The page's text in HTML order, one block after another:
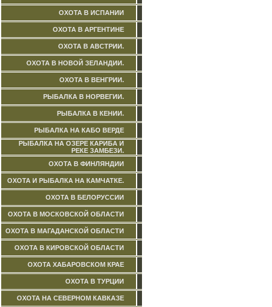
ОХОТА В ИСПАНИИ
ОХОТА В АРГЕНТИНЕ
ОХОТА В АВСТРИИ.
ОХОТА В НОВОЙ ЗЕЛАНДИИ.
ОХОТА В ВЕНГРИИ.
РЫБАЛКА В НОРВЕГИИ.
РЫБАЛКА В КЕНИИ.
РЫБАЛКА НА КАБО ВЕРДЕ
РЫБАЛКА НА ОЗЕРЕ КАРИБА И
РЕКЕ ЗАМБЕЗИ.
ОХОТА В ФИНЛЯНДИИ
ОХОТА И РЫБАЛКА НА КАМЧАТКЕ.
ОХОТА В БЕЛОРУССИИ
ОХОТА В МОСКОВСКОЙ ОБЛАСТИ
ОХОТА В МАГАДАНСКОЙ ОБЛАСТИ
ОХОТА В КИРОВСКОЙ ОБЛАСТИ
ОХОТА ХАБАРОВСКОМ КРАЕ
ОХОТА В ТУРЦИИ
ОХОТА НА СЕВЕРНОМ КАВКАЗЕ